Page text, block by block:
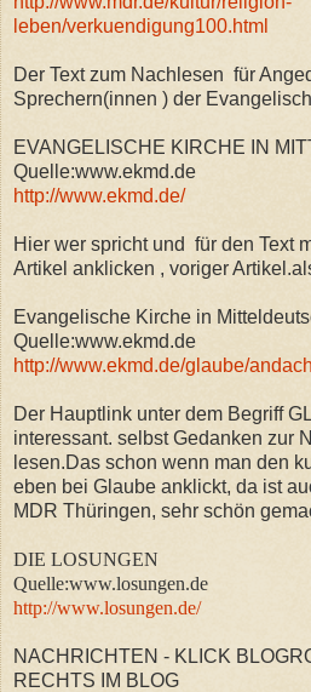
leben/verkuendigung100.html
Der Text zum Nachlesen für
Sprechern(innen ) der
EVANGELISCHE KIRCHE IN
Quelle:www.ekmd.de
http://www.ekmd.de/
Hier wer spricht und für den Text
Artikel anklicken , voriger
Evangelische Kirche in
Quelle:www.ekmd.de
http://www.ekmd.de/glaube/
Der Hauptlink unter dem Begriff
interessant. selbst Gedanken zur
lesen.Das schon wenn man den
eben bei Glaube anklickt, da ist
MDR Thüringen, sehr schön
DIE LOSUNGEN
Quelle:www.losungen.de
http://www.losungen.de/
NACHRICHTEN - KLICK
RECHTS IM BLOG